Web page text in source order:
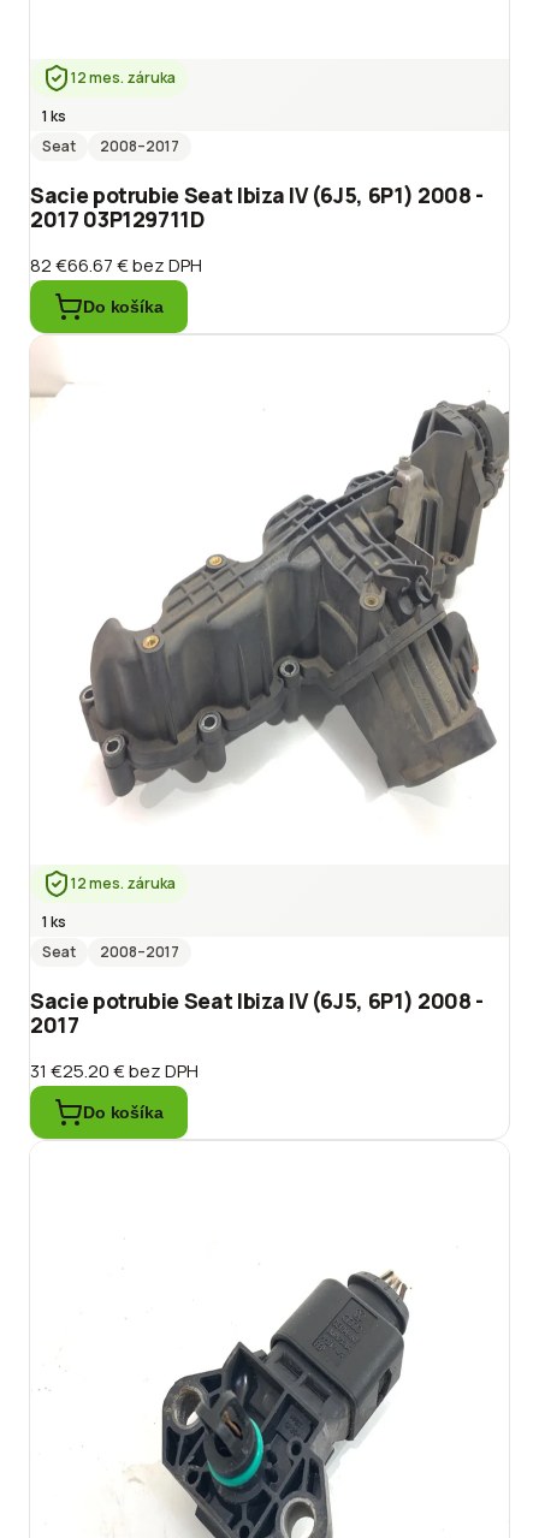
12 mes. záruka
1 ks
Seat
2008–2017
Sacie potrubie Seat Ibiza IV (6J5, 6P1) 2008 -
2017 03P129711D
82 €66.67 €bez DPH
Do košíka
12 mes. záruka
1 ks
Seat
2008–2017
Sacie potrubie Seat Ibiza IV (6J5, 6P1) 2008 -
2017
31 €25.20 €bez DPH
Do košíka